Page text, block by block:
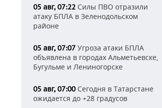
05 авг, 07:22 Силы ПВО отразили
атаку БПЛА в Зеленодольском
районе
05 авг, 07:07 Угроза атаки БПЛА
объявлена в городах Альметьевске,
Бугульме и Лениногорске
05 авг, 07:00Сегодня в Татарстане
ожидается до +28 градусов